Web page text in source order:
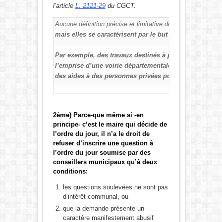
l’article L. 2121-29du CGCT.
Aucune définition précise et limitative de cette notion
mais elles se caractérisent par le but d’intérêt
Par exemple, des travaux destinés à prévenir les
l’emprise d’une voirie départementale (
des aides à des personnes privées poursuivant un
2ème) Parce-que même si -en
principe- c’est le maire qui décide de
l’ordre du jour, il n’a le droit de
refuser d’inscrire une question à
l’ordre du jour soumise par des
conseillers municipaux qu’à deux
conditions:
les questions soulevées ne sont pas
d’intérêt communal, ou
que la demande présente un
caractère manifestement abusif